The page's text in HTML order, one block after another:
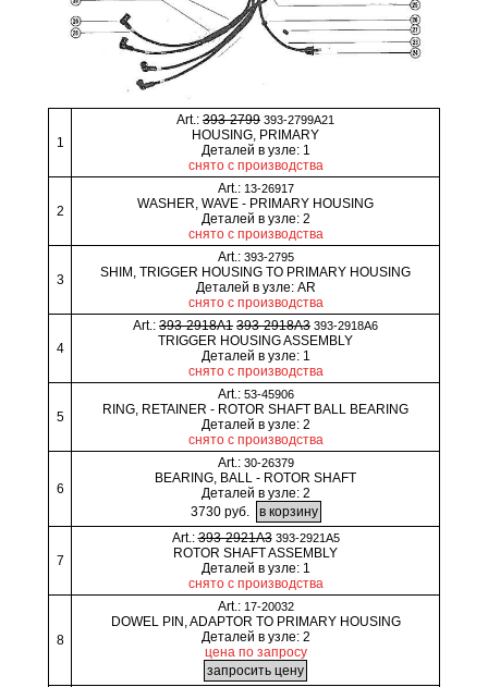
1
Art.: 393-2799 393-2799A21
HOUSING, PRIMARY
Деталей в узле: 1
снято с производства
2
Art.: 13-26917
WASHER, WAVE - PRIMARY HOUSING
Деталей в узле: 2
снято с производства
3
Art.: 393-2795
SHIM, TRIGGER HOUSING TO PRIMARY HOUSING
Деталей в узле: AR
снято с производства
4
Art.: 393-2918A1 393-2918A3 393-2918A6
TRIGGER HOUSING ASSEMBLY
Деталей в узле: 1
снято с производства
5
Art.: 53-45906
RING, RETAINER - ROTOR SHAFT BALL BEARING
Деталей в узле: 2
снято с производства
6
Art.: 30-26379
BEARING, BALL - ROTOR SHAFT
Деталей в узле: 2
3730 руб.
7
Art.:393-2921A3 393-2921A5
ROTOR SHAFT ASSEMBLY
Деталей в узле: 1
снято с производства
8
Art.: 17-20032
DOWEL PIN, ADAPTOR TO PRIMARY HOUSING
Деталей в узле: 2
цена по запросу